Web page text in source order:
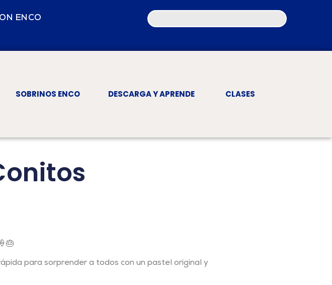
ENCO
SOBRINOS ENCO DESCARGA Y APRENDE CLASES
para sorprender a todos con un pastel original y